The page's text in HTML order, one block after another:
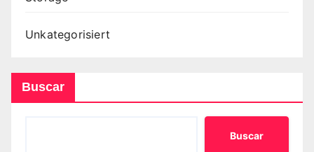
Unkategorisiert
Buscar
Buscar